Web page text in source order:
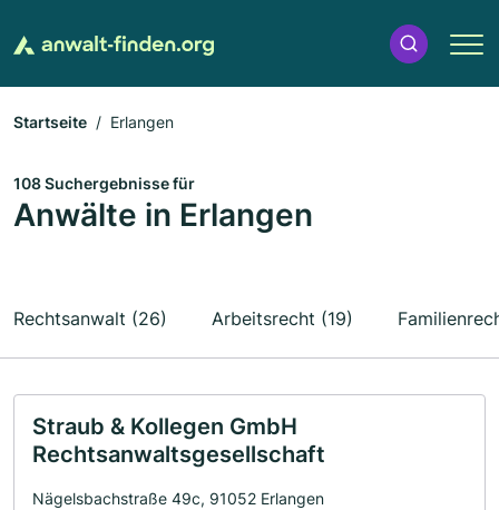
Startseite Erlangen
108 Suchergebnisse für
Anwälte in Erlangen
Rechtsanwalt (26) Arbeitsrecht (19)
Straub & Kollegen GmbH
Rechtsanwaltsgesellschaft
Nägelsbachstraße 49c, 91052 Erlangen